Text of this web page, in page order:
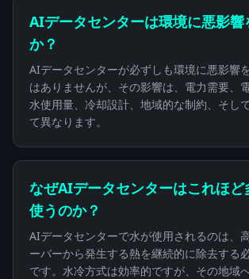
AIデータセンターは環境に悪影響
か？
AIデータセンターが必ずしも環境に悪影響
はありませんが、その影響は、電力需要、
水使用量、冷却設計、地域的な制約、そし
て異なります。
なぜAIデータセンターはこれほど
使うのか？
AIデータセンターで水が使用されるのは、
ーバーから発生する熱を継続的に除去する
です。水冷方式は効率的ですが、その地域